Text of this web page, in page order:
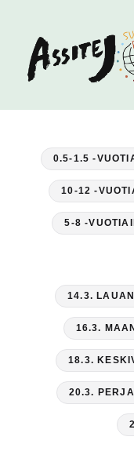
0.5-1.5 -
10-12 -
5-8 -
14.3.
16.3.
18.3.
20.3.